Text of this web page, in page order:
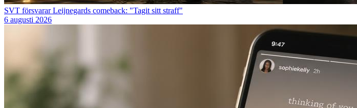
SVT försvarar Leijnegards comeback: "Tagit sitt straff"
6 augusti 2026